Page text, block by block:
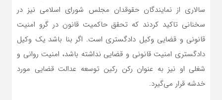
سالاری از نمایندگان حقوقدان مجلس شورای اسلامی نیز در
سخنانی تاکید کردند که تحقق حاکمیت قانون در گرو امنیت
قانونی و قضایی وکیل دادگستری است. اگر بنا باشد یک وکیل
دادگستری امنیت قانونی و قضایی نداشته باشد، امنیت روانی و
شغلی او نیز به عنوان رکن رکین توسعه عدالت قضایی مورد
خدشه قرار می‌گیرد.